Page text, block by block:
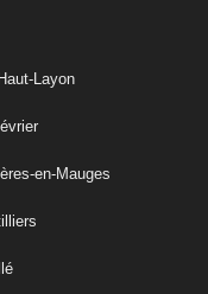
Layon
en-Mauges